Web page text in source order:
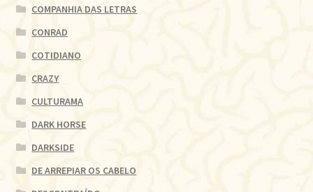
COMPANHIA DAS LETRAS
CONRAD
COTIDIANO
CRAZY
CULTURAMA
DARK HORSE
DARKSIDE
DE ARREPIAR OS CABELO